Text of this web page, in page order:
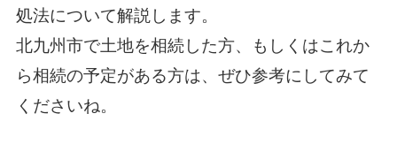
処法について解説します。
北九州市で土地を相続した方、もしくはこれか
ら相続の予定がある方は、ぜひ参考にしてみて
くださいね。